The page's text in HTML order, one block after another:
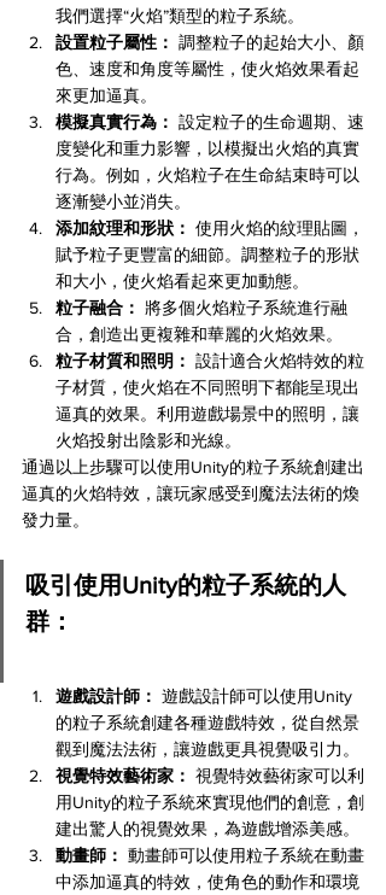
我們選擇“火焰”類型的粒子系統。
設置粒子屬性： 調整粒子的起始大小、顏
色、速度和角度等屬性，使火焰效果看起
來更加逼真。
模擬真實行為： 設定粒子的生命週期、速
度變化和重力影響，以模擬出火焰的真實
行為。例如，火焰粒子在生命結束時可以
逐漸變小並消失。
添加紋理和形狀： 使用火焰的紋理貼圖，
賦予粒子更豐富的細節。調整粒子的形狀
和大小，使火焰看起來更加動態。
粒子融合： 將多個火焰粒子系統進行融
合，創造出更複雜和華麗的火焰效果。
粒子材質和照明： 設計適合火焰特效的粒
子材質，使火焰在不同照明下都能呈現出
逼真的效果。利用遊戲場景中的照明，讓
火焰投射出陰影和光線。
通過以上步驟可以使用Unity的粒子系統創建出
逼真的火焰特效，讓玩家感受到魔法法術的煥
發力量。
吸引使用Unity的粒子系統的人
群：
遊戲設計師： 遊戲設計師可以使用Unity
的粒子系統創建各種遊戲特效，從自然景
觀到魔法法術，讓遊戲更具視覺吸引力。
視覺特效藝術家： 視覺特效藝術家可以利
用Unity的粒子系統來實現他們的創意，創
建出驚人的視覺效果，為遊戲增添美感。
動畫師： 動畫師可以使用粒子系統在動畫
中添加逼真的特效，使角色的動作和環境